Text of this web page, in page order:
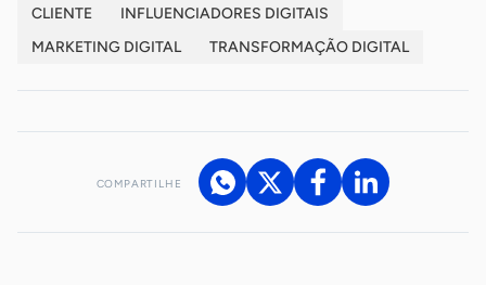
CLIENTE
INFLUENCIADORES DIGITAIS
MARKETING DIGITAL
TRANSFORMAÇÃO DIGITAL
COMPARTILHE